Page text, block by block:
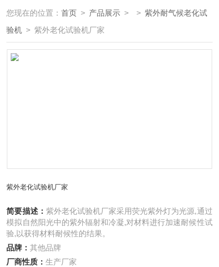
您现在的位置：首页 > 产品展示 > >紫外耐气候老化试
验机 > 紫外老化试验机厂家
紫外老化试验机厂家
简要描述： 紫外老化试验机厂家采用荧光紫外灯为光源,通过
模拟自然阳光中的紫外辐射和冷凝,对材料进行加速耐候性试
验,以获得材料耐候性的结果。
品牌：其他品牌
厂商性质：生产厂家